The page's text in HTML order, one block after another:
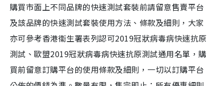
購買市面上不同品牌的快速測試套裝前請留意售賣平台
及該品牌的快速測試套裝使用方法、條款及細則，大家
亦可參考香港衞生署表列認可2019冠狀病毒病快速抗原
測試、歐盟2019冠狀病毒病快速抗原測試通用名單，購
買前留意訂購平台的使用條款及細則，一切以訂購平台